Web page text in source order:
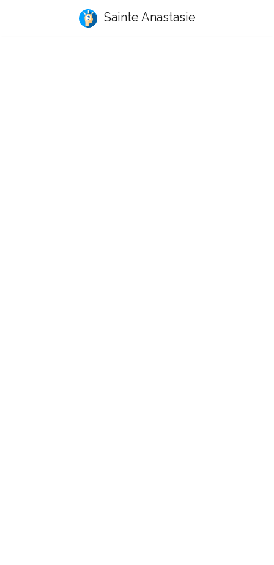
Sainte Anastasie